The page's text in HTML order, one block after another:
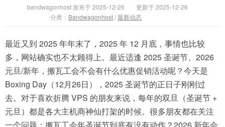
bandwagonhost 发布于 2025-12-26
更新于 2025-12-26
分类： Bandwagonhost/最新动态
最近又到 2025 年年末了，2025 年 12 月底，事情也比较
多，网站确实也不太顾得上。最近适逢 2025 圣诞节、2026
元旦/新年，搬瓦工会不会有什么优惠促销活动呢？今天是
Boxing Day（12月26日），2025 圣诞节的正日子刚刚过
去。对于喜欢折腾 VPS 的朋友来说，每年的双旦（圣诞节 +
元旦）都是各大主机商神仙打架的时候。很多朋友都在关注